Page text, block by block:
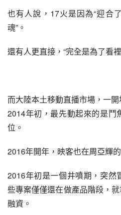
也有人說，17火是因為“迎合
魂”。
還有人更直接，“完全是為了看
而大陸本土移動直播市場，一開
2014年初，最先動起來的是鬥
位。
2016年開年，映客也在周亞輝的
2016年初是一個井噴期，突然
些專案僅僅還在做產品階段，
融資。